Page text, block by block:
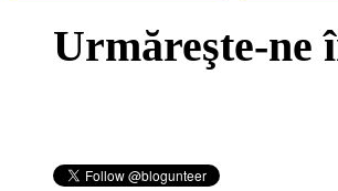
Urmăreşte-ne